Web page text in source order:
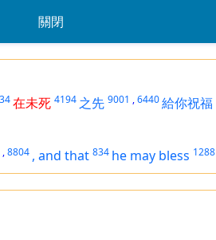
關閉
在未死 4194 之先 9001 ,6440給你祝福
,8804 , and that 834 he may bless 1288